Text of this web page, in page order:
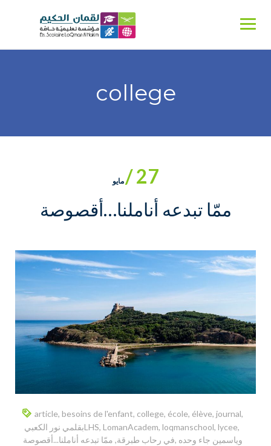
college
27 / مايو
article, besoins de l'enfant, college, école, élève, journal,
LHS, LomanAcadem, loqmanschool, lycee,
‎بقلمي نور الكعبي
وياسمين جاء وحده‎ ,
,